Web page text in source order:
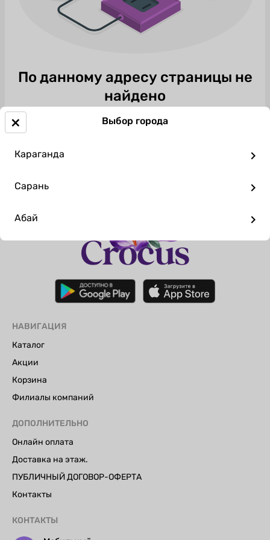
Выбор города
×
Караганда
Сарань
Абай
По данному адресу страницы не
найдено
ВЕРНУТЬСЯ НА ГЛАВНУЮ
НАВИГАЦИЯ
Каталог
Акции
Корзина
Филиалы компаний
ДОПОЛНИТЕЛЬНО
Онлайн оплата
Доставка на этаж.
ПУБЛИЧНЫЙ ДОГОВОР-ОФЕРТА
Контакты
КОНТАКТЫ